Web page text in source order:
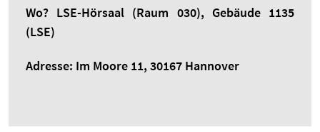
Wo? LSE-Hörsaal (Raum 030), Gebäude 1135
(LSE)
Adresse: Im Moore 11, 30167 Hannover